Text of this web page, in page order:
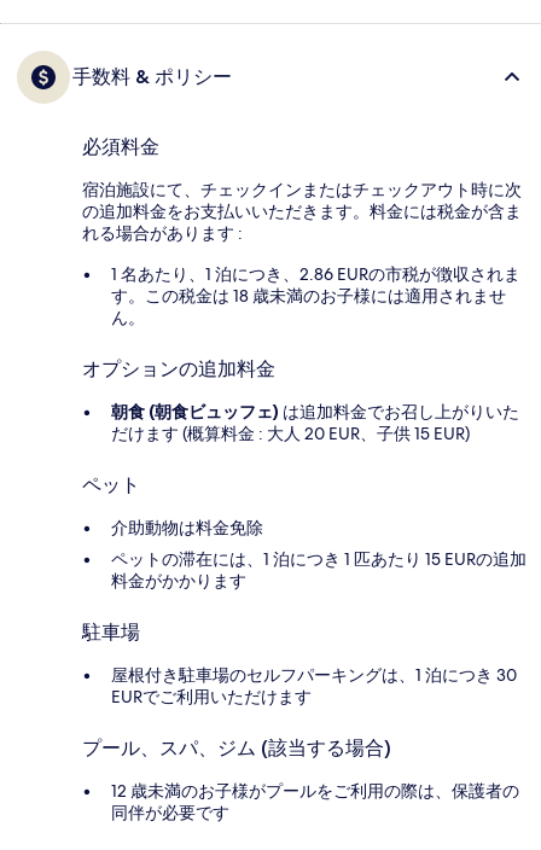
手数料 & ポリシー
必須料金
宿泊施設にて、チェックインまたはチェックアウト時に次
の追加料金をお支払いいただきます。料金には税金が含ま
れる場合があります :
1 名あたり、1 泊につき、2.86 EURの市税が徴収されま
す。この税金は 18 歳未満のお子様には適用されませ
ん。
オプションの追加料金
朝食 (朝食ビュッフェ) は追加料金でお召し上がりいた
だけます (概算料金 : 大人 20 EUR、子供 15 EUR)
ペット
介助動物は料金免除
ペットの滞在には、1 泊につき 1 匹あたり 15 EURの追加
料金がかかります
駐車場
屋根付き駐車場のセルフパーキングは、1 泊につき 30
EURでご利用いただけます
プール、スパ、ジム (該当する場合)
12 歳未満のお子様がプールをご利用の際は、保護者の
同伴が必要です